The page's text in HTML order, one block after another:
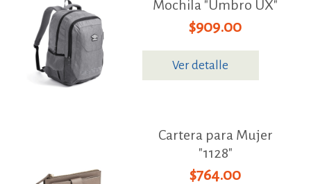
Mochila "Umbro UX"
$909.00
Ver detalle
Cartera para Mujer
"1128"
$764.00